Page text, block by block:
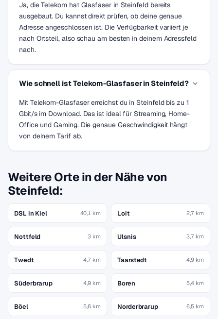
Ja, die Telekom hat Glasfaser in Steinfeld bereits
ausgebaut. Du kannst direkt prüfen, ob deine genaue
Adresse angeschlossen ist. Die Verfügbarkeit variiert je
nach Ortsteil, also schau am besten in deinem Adressfeld
nach.
Wie schnell ist Telekom-Glasfaser in Steinfeld?
Mit Telekom-Glasfaser erreichst du in Steinfeld bis zu 1
Gbit/s im Download. Das ist ideal für Streaming, Home-
Office und Gaming. Die genaue Geschwindigkeit hängt
von deinem Tarif ab.
Weitere Orte in der Nähe von
Steinfeld:
DSL in Kiel 40,1 km Loit 2,7 km
Nottfeld 3 km Ulsnis 3,7 km
Twedt 4,7 km Taarstedt 4,9 km
Süderbrarup 4,9 km Boren 5,4 km
Böel 5,6 km Norderbrarup 6,5 km